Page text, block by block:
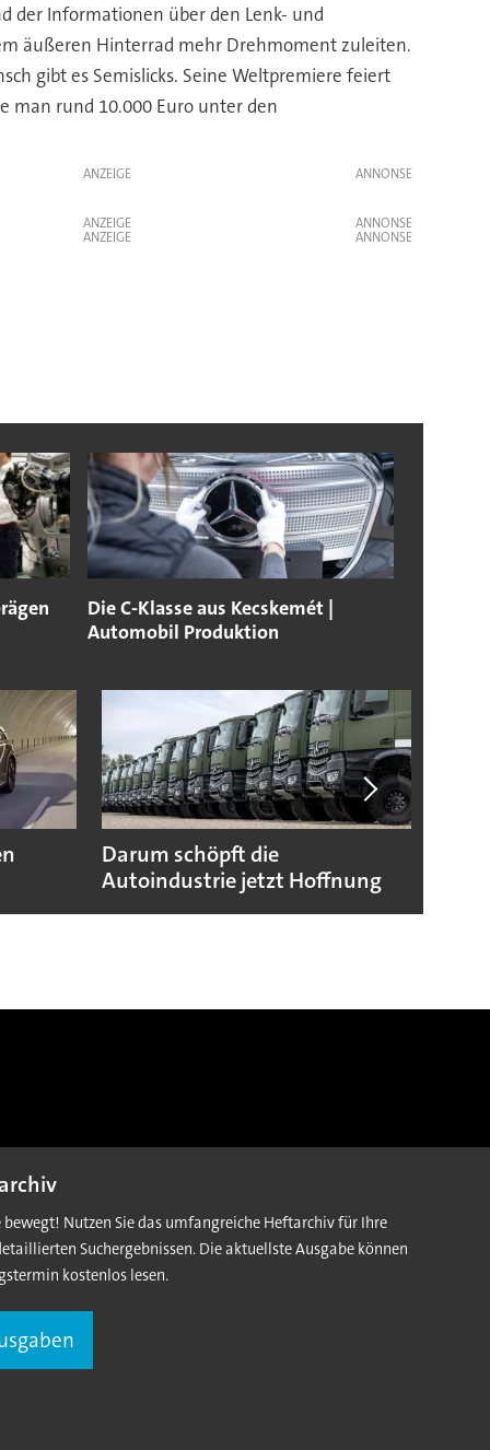
der Informationen über den Lenk- und
äußeren Hinterrad mehr Drehmoment zuleiten.
gibt es Semislicks. Seine Weltpremiere feiert
man rund 10.000 Euro unter den
ANZEIGE
ANZEIGE
ANZEIGE
Die C-Klasse aus Kecskemét |
Automobil Produktion
Darum schöpft die
Autoindustrie jetzt Hoffnung
bewegt! Nutzen Sie das umfangreiche Heftarchiv für Ihre
Suchergebnissen. Die aktuellste Ausgabe können
kostenlos lesen.